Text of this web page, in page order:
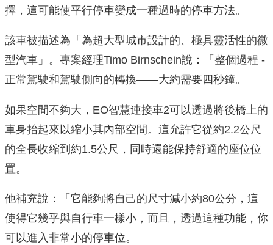
擇，這可能使平行停車變成一種過時的停車方法。
該車被描述為「為超大型城市設計的、極具靈活性的微
型汽車」。專案經理Timo Birnschein說：「整個過程 -
正常駕駛和駕駛側向的轉換——大約需要四秒鐘。
如果空間不夠大，EO智慧連接車2可以透過將後橋上的
車身抬起來以縮小其內部空間。這允許它從約2.2公尺
的全長收縮到約1.5公尺，同時還能保持舒適的座位位
置。
他補充說：「它能夠將自己的尺寸減小約80公分，這
使得它幾乎與自行車一樣小，而且，透過這種功能，你
可以進入非常小的停車位。